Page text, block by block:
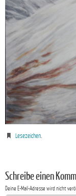
Lesezeichen.
Schreibe einen
Deine E-Mail-Adresse wird nicht